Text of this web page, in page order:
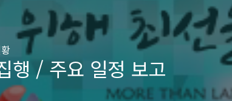
행 / 주요 일정 보고